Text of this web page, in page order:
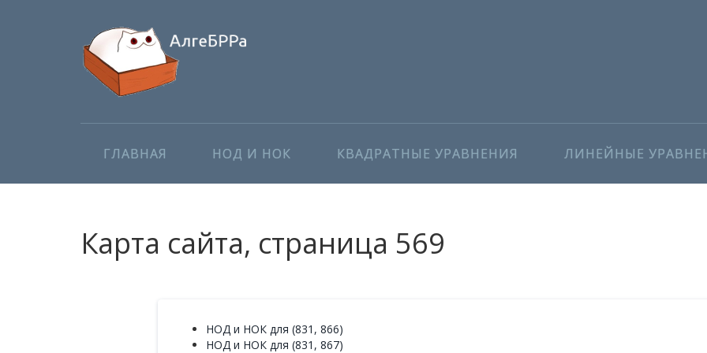
ГЛАВНАЯ НОД И НОК КВАДРАТНЫЕ УРАВНЕНИЯ ЛИНЕЙНЫЕ
Карта сайта, страница 569
НОД и НОК для (831, 866)
НОД и НОК для (831, 867)